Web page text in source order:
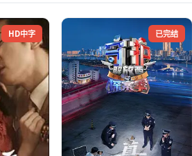
HD中字 已完结